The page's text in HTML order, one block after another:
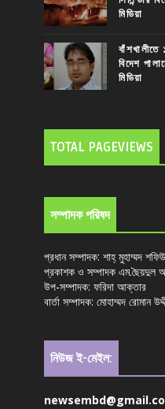
মিডিয়া
বিদেশ
মিডিয়া
TOTAL PAGEVIEWS
সম্পাদক পরিষদ
প্রধান সম্পাদক: শাহ্ মুহাম্মদ
প্রকাশক ও সম্পাদক এম.ছৈয়দুল
উপ-সম্পাদক: ফরিদা আক্তার
বার্তা সম্পাদক: মোহাম্মদ রোমান
নিউজ ই-মেইল: